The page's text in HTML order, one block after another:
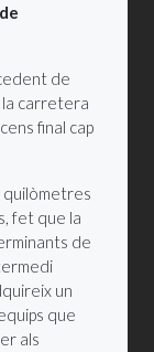
de
la carretera
final cap
quilòmetres
fet que la
de
un
que
als